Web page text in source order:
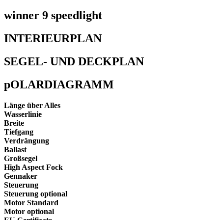
winner 9 speedlight
INTERIEURPLAN
SEGEL- UND DECKPLAN
pOLARDIAGRAMM
Länge über Alles
Wasserlinie
Breite
Tiefgang
Verdrängung
Ballast
Großsegel
High Aspect Fock
Gennaker
Steuerung
Steuerung optional
Motor Standard
Motor optional